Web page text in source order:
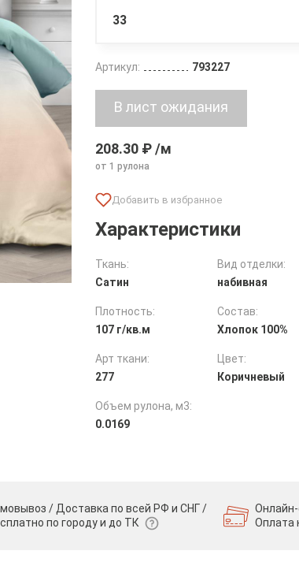
33
Артикул: 793227
208.30 ₽ /м
от 1 рулона
Характеристики
Ткань:
Сатин
Вид отделки:
набивная
Плотность:
107 г/кв.м
Состав:
Хлопок 100%
Арт ткани:
277
Цвет:
Коричневый
Объем рулона, м3:
0.0169
/ Доставка по всей РФ и СНГ /
по городу и до ТК
Оплата